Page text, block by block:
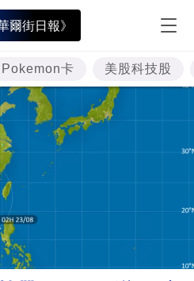
爾街日報》
Pokemon卡 美股科技股